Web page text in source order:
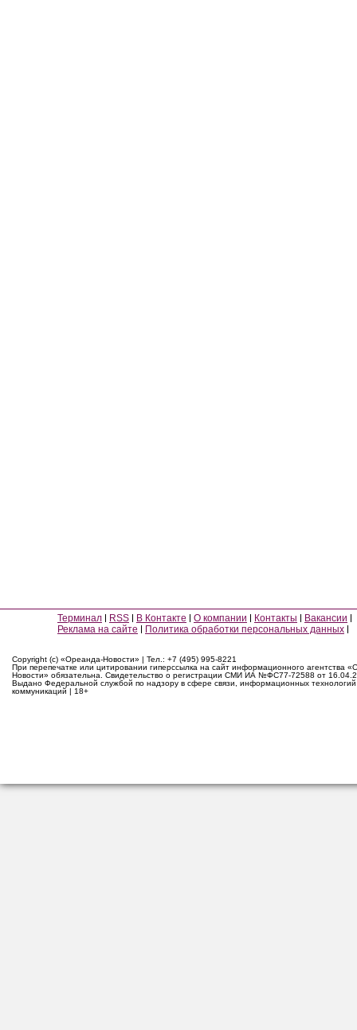
Терминал RSS В Контакте О компании Контакты
Вакансии
Реклама на сайте
Политика обработки персональных данных
Copyright (c) «Ореанда-Новости» | Тел.: +7 (495) 995-8221
При перепечатке или цитировании гиперссылка на сайт информационного агентства
Новости» обязательна. Свидетельство о регистрации СМИ ИА №ФС77-72588 от
Выдано Федеральной службой по надзору в сфере связи, информационных
коммуникаций | 18+